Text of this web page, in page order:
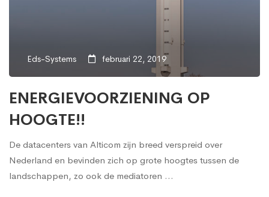
Eds-Systems februari 22, 2019
ENERGIEVOORZIENING OP
HOOGTE!!
De datacenters van Alticom zijn breed verspreid over
Nederland en bevinden zich op grote hoogtes tussen de
landschappen, zo ook de mediatoren …